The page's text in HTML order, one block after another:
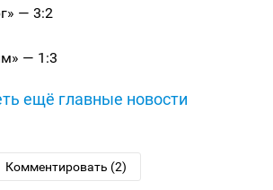
— 3:2
— 1:3
ещё главные новости
Комментировать (2)